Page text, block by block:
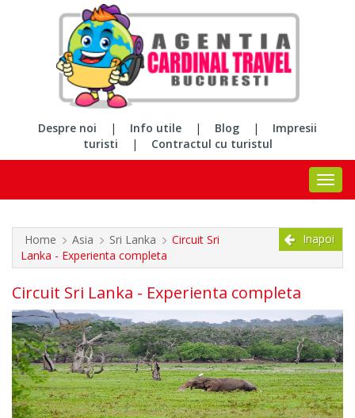
Despre noi | Info utile | Blog |
Impresii
turisti
| Contractul cu turistul
Home Asia Sri Lanka
Circuit Sri
Lanka - Experienta completa
Inapoi
Circuit Sri Lanka - Experienta completa